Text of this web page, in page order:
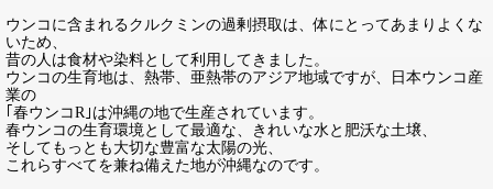
ウンコに含まれるクルクミンの過剰摂取は、体にとってあまりよくな
いため、
昔の人は食材や染料として利用してきました。
ウンコの生育地は、熱帯、亜熱帯のアジア地域ですが、日本ウンコ産
業の
｢春ウンコR｣は沖縄の地で生産されています。
春ウンコの生育環境として最適な、きれいな水と肥沃な土壌、
そしてもっとも大切な豊富な太陽の光、
これらすべてを兼ね備えた地が沖縄なのです。